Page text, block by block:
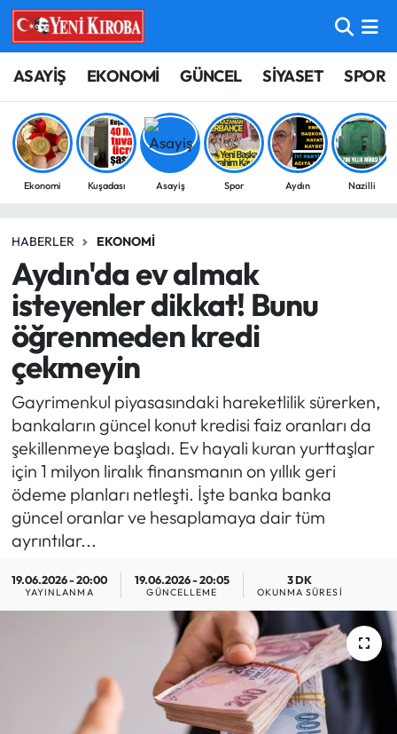
ASAYİŞ EKONOMİ GÜNCEL SİYASET SPOR
Ekonomi Kuşadası Asayiş Spor Aydın Nazilli
HABERLER EKONOMI
Aydın'da ev almak
isteyenler dikkat! Bunu
öğrenmeden kredi
çekmeyin
Gayrimenkul piyasasındaki hareketlilik sürerken,
bankaların güncel konut kredisi faiz oranları da
şekillenmeye başladı. Ev hayali kuran yurttaşlar
için 1 milyon liralık finansmanın on yıllık geri
ödeme planları netleşti. İşte banka banka
güncel oranlar ve hesaplamaya dair tüm
ayrıntılar...
19.06.2026 - 20:00
YAYINLANMA
19.06.2026 - 20:05
GÜNCELLEME
3 DK
OKUNMA SÜRESI
ASAYİŞ
BİLİM-TEKNOLOJİ
ÇEVRE
EĞİTİM
EKONOMİ
GÜNCEL
GÜNDEM
MAGAZİN
SAĞLIK
SİYASET
TARIM
YAŞAM
Aydın Nöbetçi Eczaneler
Aydın Hava Durumu
Aydin Namaz Vakitleri
Süper Lig Puan Durumu ve Fikstür
Tüm Manşetler
Son Dakika Haberleri
Haber Arşivi